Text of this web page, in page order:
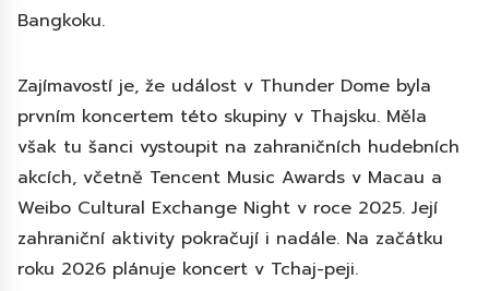
Bangkoku.
Zajímavostí je, že událost v Thunder Dome byla
prvním koncertem této skupiny v Thajsku. Měla
však tu šanci vystoupit na zahraničních hudebních
akcích, včetně Tencent Music Awards v Macau a
Weibo Cultural Exchange Night v roce 2025. Její
zahraniční aktivity pokračují i nadále. Na začátku
roku 2026 plánuje koncert v Tchaj-peji.